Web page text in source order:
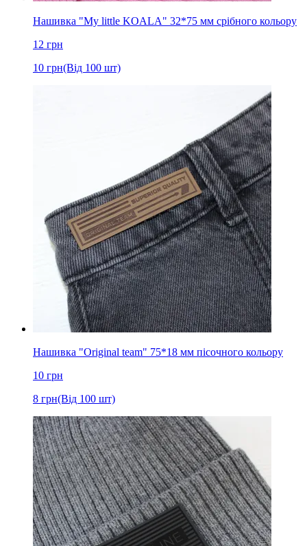
Нашивка "My little KOALA" 32*75 мм срібного кольору
12 грн
10 грн(Від 100 шт)
Нашивка "Original team" 75*18 мм пісочного кольору
10 грн
8 грн(Від 100 шт)